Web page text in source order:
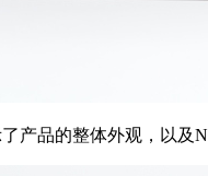
产品的整体外观，以及